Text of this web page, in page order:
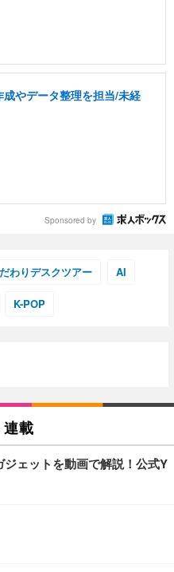
やデータ整理を担当/未経
Sponsored by
わりデスクツアー AI
K-POP
連載
ジェットを動画で解説！公式Y